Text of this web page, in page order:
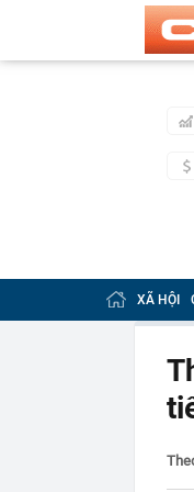
XÃ HỘI